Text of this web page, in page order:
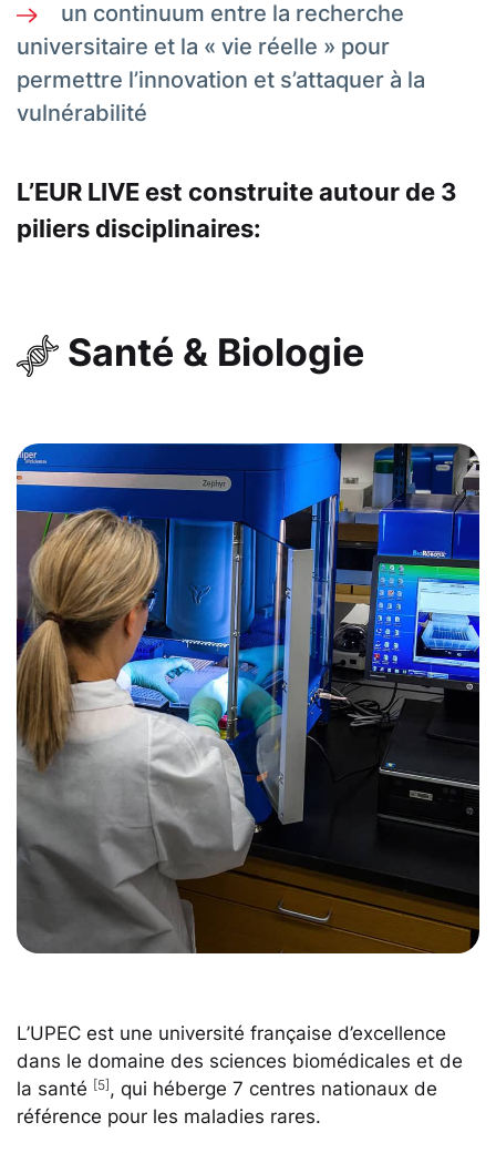
un continuum entre la recherche
universitaire et la « vie réelle » pour
permettre l’innovation et s’attaquer à la
vulnérabilité
L’EUR LIVE est construite autour de 3
piliers disciplinaires:
Santé & Biologie
L’UPEC est une université française d’excellence
dans le domaine des sciences biomédicales et de
la santé [5], qui héberge 7 centres nationaux de
référence pour les maladies rares.